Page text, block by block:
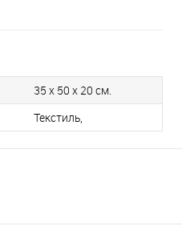
35 х 50 x 20 см.
Текстиль,